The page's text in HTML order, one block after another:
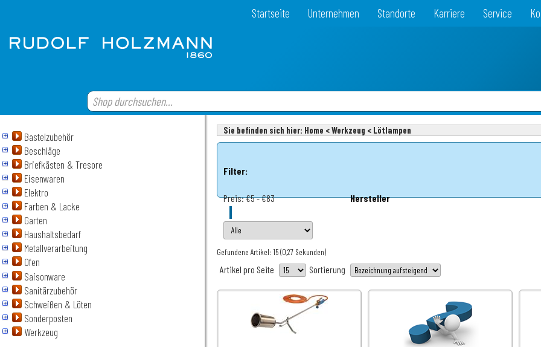
Startseite Unternehmen Standorte Karriere Service
Bastelzubehör
Beschläge
Briefkästen & Tresore
Eisenwaren
Elektro
Farben & Lacke
Garten
Haushaltsbedarf
Metallverarbeitung
Ofen
Saisonware
Sanitärzubehör
Schweißen & Löten
Sonderposten
Werkzeug
Sie befinden sich hier: Home < Werkzeug < Lötlampen
Filter:
Preis:€5 - €83 Hersteller
Gefundene Artikel: 15(0,27 Sekunden)
Artikel pro Seite Sortierung